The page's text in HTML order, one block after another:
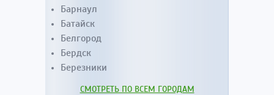
Барнаул
Батайск
Белгород
Бердск
Березники
СМОТРЕТЬ ПО ВСЕМ ГОРОДАМ